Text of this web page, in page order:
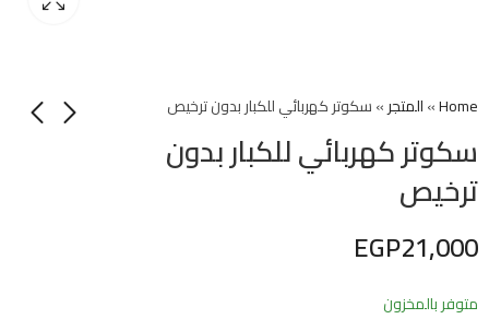
Home
»المتجر»سكوتر كهربائي للكبار بدون ترخيص
سكوتر كهربائي للكبار بدون
ترخيص
EGP21,000
متوفر بالمخزون